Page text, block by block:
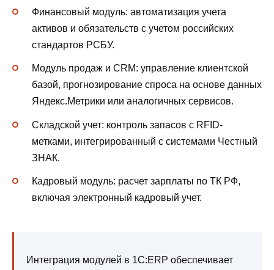
Финансовый модуль: автоматизация учета
активов и обязательств с учетом российских
стандартов РСБУ.
Модуль продаж и CRM: управление клиентской
базой, прогнозирование спроса на основе данных
Яндекс.Метрики или аналогичных сервисов.
Складской учет: контроль запасов с RFID-
метками, интегрированный с системами Честный
ЗНАК.
Кадровый модуль: расчет зарплаты по ТК РФ,
включая электронный кадровый учет.
Интеграция модулей в 1С:ERP обеспечивает